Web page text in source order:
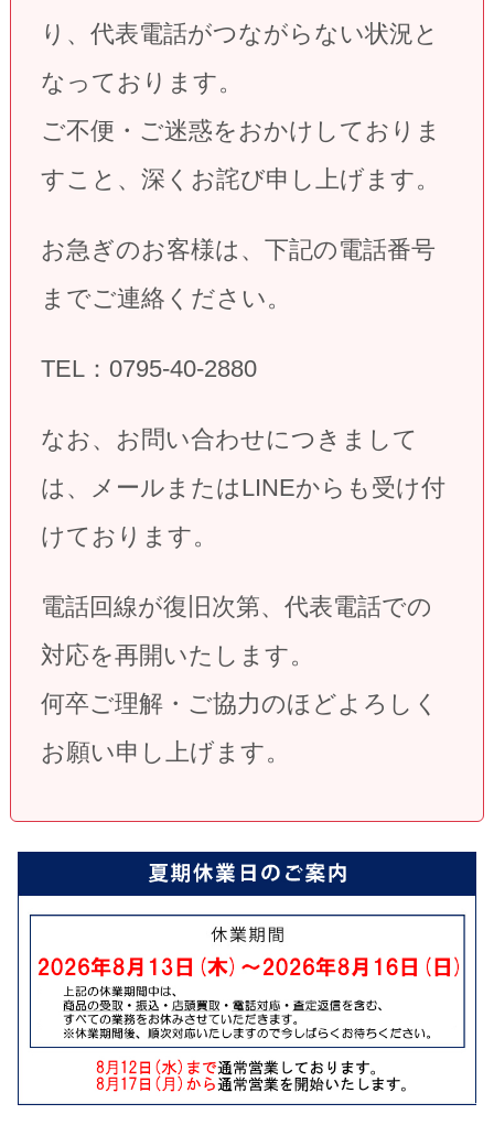
り、 代表電話がつながらない状況と
なっております。
ご不便・ご迷惑をおかけしておりま
すこと、深くお詫び申し上げます。
お急ぎのお客様は、下記の電話番号
までご連絡ください。
TEL：0795-40-2880
なお、お問い合わせにつきまして
は、メールまたはLINEからも受け付
けております。
電話回線が復旧次第、代表電話での
対応を再開いたします。
何卒ご理解・ご協力のほどよろしく
お願い申し上げます。